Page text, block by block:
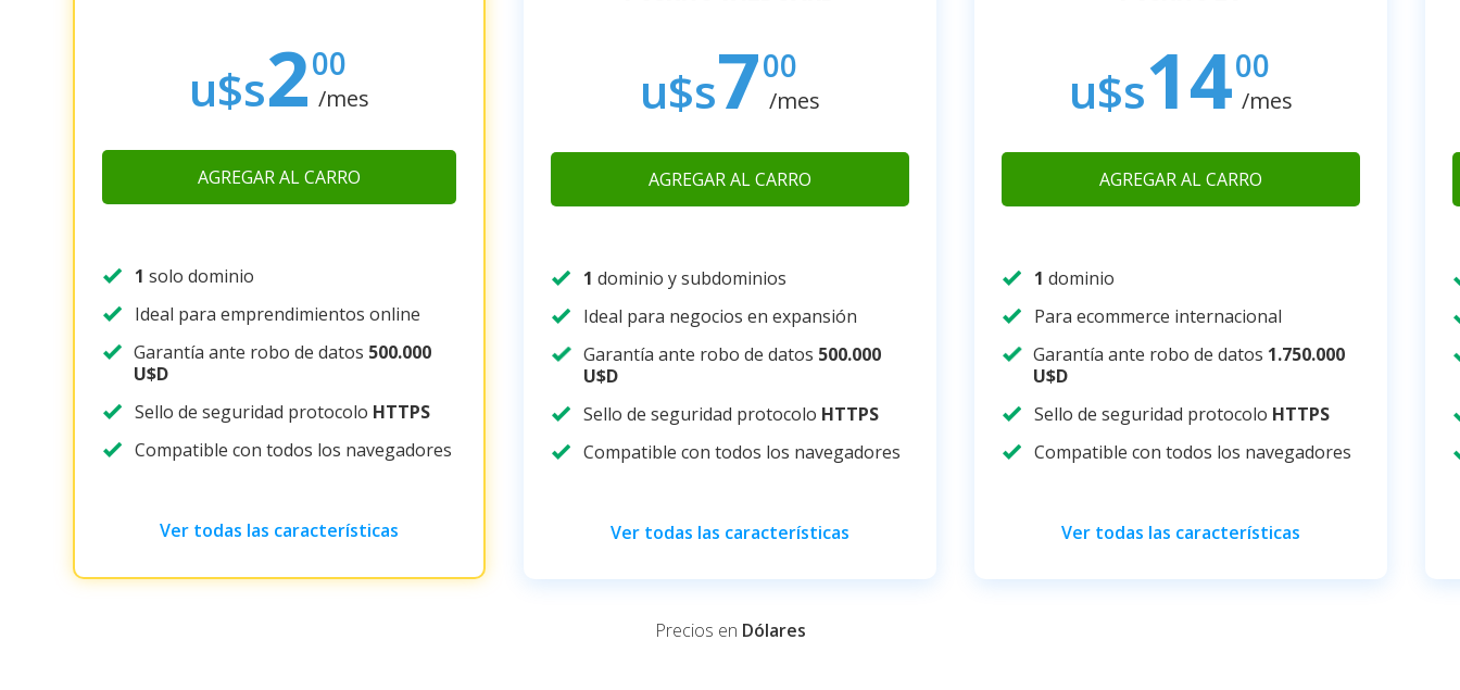
u$s200
/mes
AGREGAR AL CARRO
1 solo dominio
Ideal para emprendimientos online
Garantía ante robo de datos 500.000
U$D
Sello de seguridad protocolo HTTPS
Compatible con todos los navegadores
Ver todas las características
u$s700
/mes
AGREGAR AL CARRO
1 dominio y subdominios
Ideal para negocios en expansión
Garantía ante robo de datos 500.000
U$D
Sello de seguridad protocolo HTTPS
Compatible con todos los navegadores
Ver todas las características
u$s1400
/mes
AGREGAR AL CARRO
1 dominio
Para ecommerce internacional
Garantía ante robo de datos 1.750.000
U$D
Sello de seguridad protocolo HTTPS
Compatible con todos los navegadores
Ver todas las características
Precios en Dólares